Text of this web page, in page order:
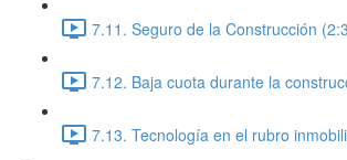
7.11. Seguro de la Construcción
7.12. Baja cuota durante la
7.13. Tecnología en el rubro